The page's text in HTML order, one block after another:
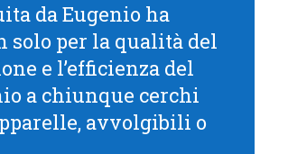
da Eugenio ha
solo per la qualità del
e l’efficienza del
a chiunque cerchi
avvolgibili o